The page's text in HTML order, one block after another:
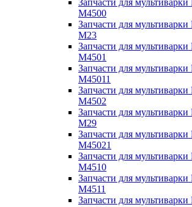
Запчасти для
M4500
Запчасти для
M23
Запчасти для
M4501
Запчасти для
M45011
Запчасти для
M4502
Запчасти для
M29
Запчасти для
M45021
Запчасти для
M4510
Запчасти для
M4511
Запчасти для